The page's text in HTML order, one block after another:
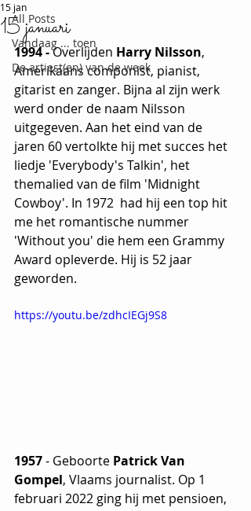
All Posts
Vandaag ... toen
De artiest(en) van de week
15 januari
15 jan
1994 - Overlijden Harry Nilsson,
Amerikaans componist, pianist,
gitarist en zanger. Bijna al zijn werk
werd onder de naam Nilsson
uitgegeven. Aan het eind van de
jaren 60 vertolkte hij met succes het
liedje 'Everybody's Talkin', het
themalied van de film 'Midnight
Cowboy'. In 1972  had hij een top hit
me het romantische nummer
'Without you' die hem een Grammy
Award opleverde. Hij is 52 jaar
geworden.
https://youtu.be/zdhcIEGj9S8
1957 - Geboorte Patrick Van
Gompel, Vlaams journalist. Op 1
februari 2022 ging hij met pensioen,